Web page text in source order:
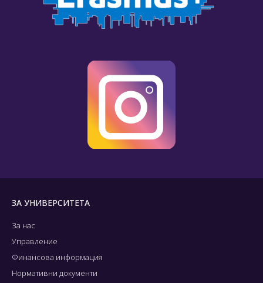
ЗА УНИВЕРСИТЕТА
За нас
Управление
Финансова информация
Нормативни документи